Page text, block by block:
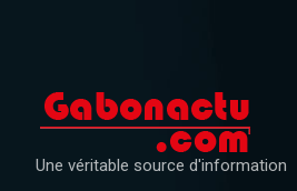
Une véritable source d'information